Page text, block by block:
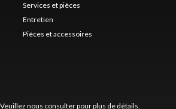
Services et pièces
Entretien
Pièces et accessoires
nous consulter pour plus de détails.